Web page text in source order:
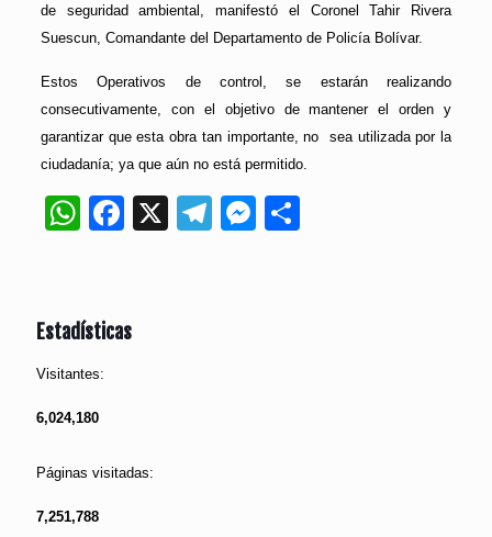
de seguridad ambiental, manifestó el Coronel Tahir Rivera
Suescun, Comandante del Departamento de Policía Bolívar.
Estos Operativos de control, se estarán realizando
consecutivamente, con el objetivo de mantener el orden y
garantizar que esta obra tan importante, no sea utilizada por la
ciudadanía; ya que aún no está permitido.
WhatsApp
Facebook
X Telegram
Messenger
Compartir
Estadísticas
Visitantes:
6,024,180
Páginas visitadas:
7,251,788